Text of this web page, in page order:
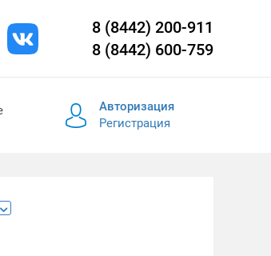
8 (8442) 200-911
8 (8442) 600-759
Авторизация
Регистрация